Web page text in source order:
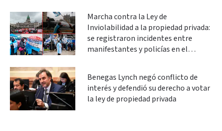
Marcha contra la Ley de
Inviolabilidad a la propiedad privada:
se registraron incidentes entre
manifestantes y policías en el
Benegas Lynch negó conflicto de
interés y defendió su derecho a votar
la ley de propiedad privada